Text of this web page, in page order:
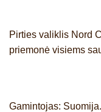
Pirties valiklis Nord
priemonė visiems
Gamintojas: Suomija.